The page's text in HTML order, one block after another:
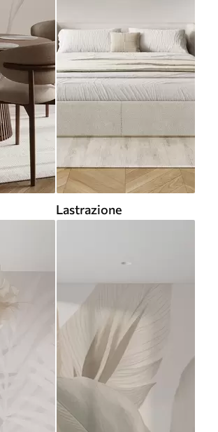
Lastrazione